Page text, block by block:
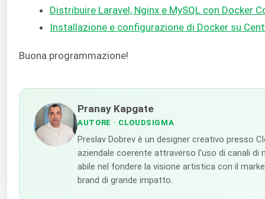
Distribuire Laravel, Nginx e MySQL con Docker
Installazione e configurazione di Docker su
Buona programmazione!
Pranay Kapgate
AUTORE · CLOUDSIGMA
Preslav Dobrev è un designer creativo presso
aziendale coerente attraverso l'uso di canali di
abile nel fondere la visione artistica con il
brand di grande impatto.